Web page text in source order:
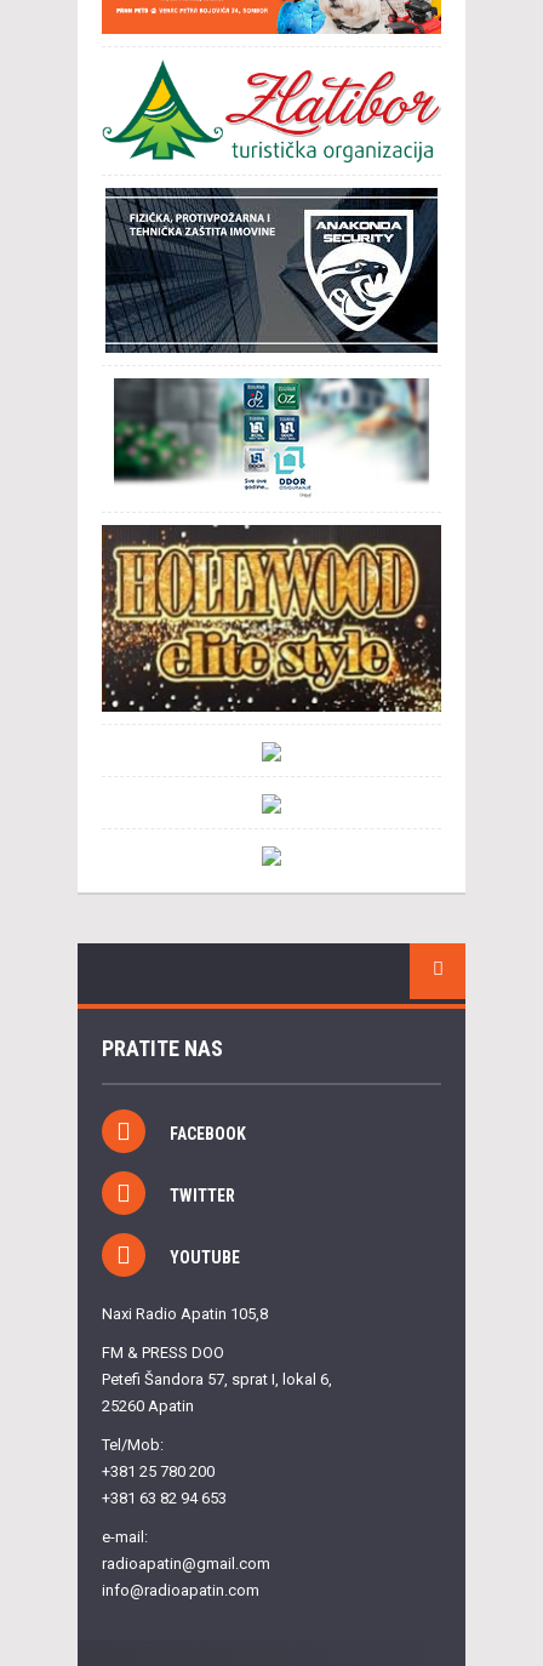
PRATITE NAS
FACEBOOK
TWITTER
YOUTUBE
Naxi Radio Apatin 105,8
FM & PRESS DOO
Petefi Šandora 57, sprat I, lokal 6,
25260 Apatin
Tel/Mob:
+381 25 780 200
+381 63 82 94 653
e-mail:
radioapatin@gmail.com
info@radioapatin.com